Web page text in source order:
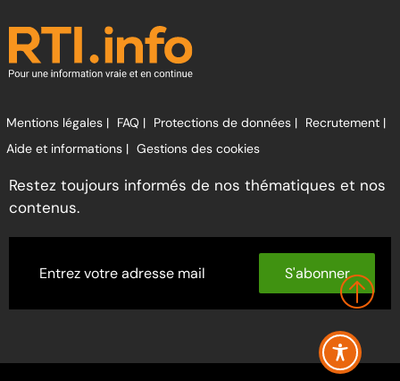
Mentions légales | FAQ | Protections de données | Recrutement |
Aide et informations | Gestions des cookies
Restez toujours informés de nos thématiques et nos
contenus.
S'abonner